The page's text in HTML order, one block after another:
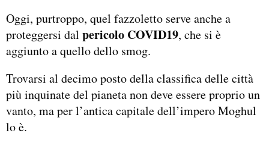
Oggi, purtroppo, quel fazzoletto serve anche a
proteggersi dal pericolo COVID19, che si è
aggiunto a quello dello smog.
Trovarsi al decimo posto della classifica delle città
più inquinate del pianeta non deve essere proprio un
vanto, ma per l’antica capitale dell’impero Moghul
lo è.